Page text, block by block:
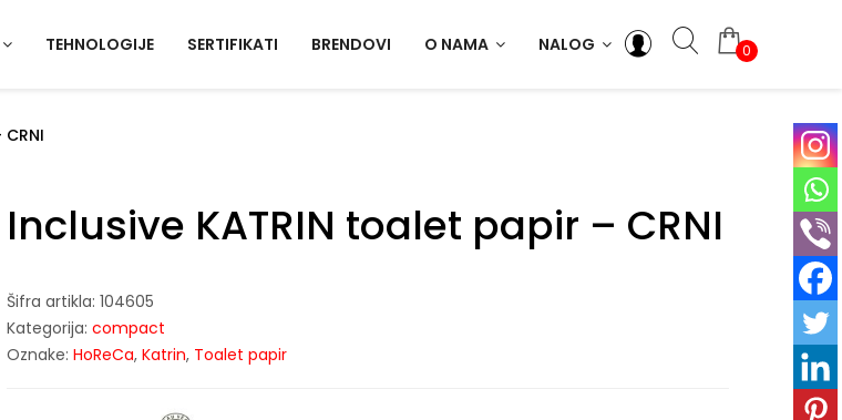
TEHNOLOGIJE SERTIFIKATI BRENDOVI O NAMA NALOG 0
Inclusive KATRIN toalet papir – CRNI
Šifra artikla: 104605
Kategorija: compact
Oznake: HoReCa, Katrin, Toalet papir